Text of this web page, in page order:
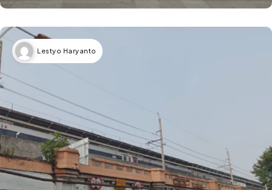
Lestyo Haryanto